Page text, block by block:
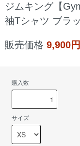
ジムキング【
袖Tシャツ ブラ
販売価格 9,900
購入数
サイズ